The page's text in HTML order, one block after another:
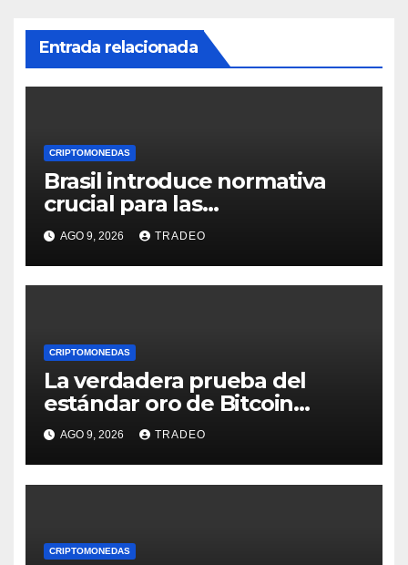
Entrada relacionada
CRIPTOMONEDAS
Brasil introduce normativa
crucial para las
criptomonedas: ¿Llegó el fin
de las transferencias
instantáneas?
AGO 9, 2026 TRADEO
CRIPTOMONEDAS
La verdadera prueba del
estándar oro de Bitcoin
apenas comienza en 2026
AGO 9, 2026 TRADEO
CRIPTOMONEDAS